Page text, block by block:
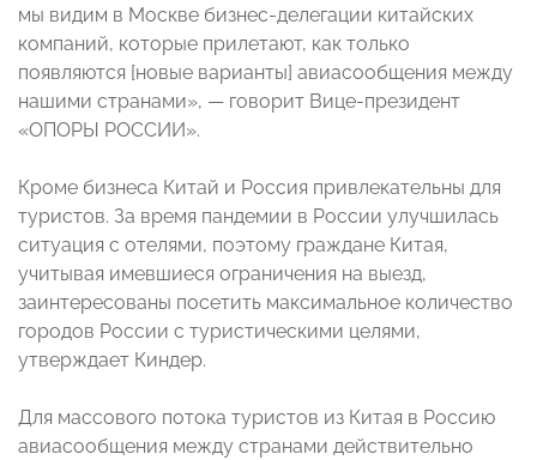
мы видим в Москве бизнес-делегации китайских
компаний, которые прилетают, как только
появляются [новые варианты] авиасообщения между
нашими странами», — говорит Вице-президент
«ОПОРЫ РОССИИ».
Кроме бизнеса Китай и Россия привлекательны для
туристов. За время пандемии в России улучшилась
ситуация с отелями, поэтому граждане Китая,
учитывая имевшиеся ограничения на выезд,
заинтересованы посетить максимальное количество
городов России с туристическими целями,
утверждает Киндер.
Для массового потока туристов из Китая в Россию
авиасообщения между странами действительно